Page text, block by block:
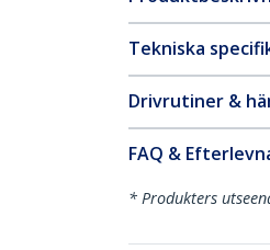
Tekniska
Drivrutiner &
FAQ &
* Produkters